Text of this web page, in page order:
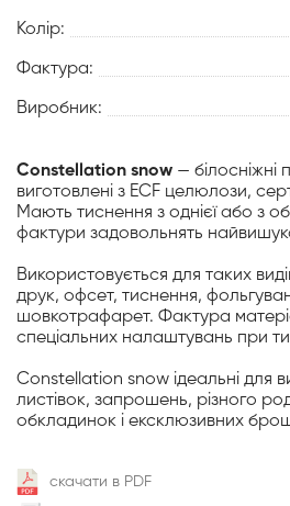
Колір:
Фактура:
Виробник:
Constellation snow — білосніжні
виготовлені з ECF целюлози,
Мають тиснення з однієї або з
фактури задовольнять
Використовується для таких
друк, офсет, тиснення,
шовкотрафарет. Фактура
спеціальних налаштувань при
Constellation snow ідеальні для
листівок, запрошень, різного
обкладинок і ексклюзивних
скачати в PDF